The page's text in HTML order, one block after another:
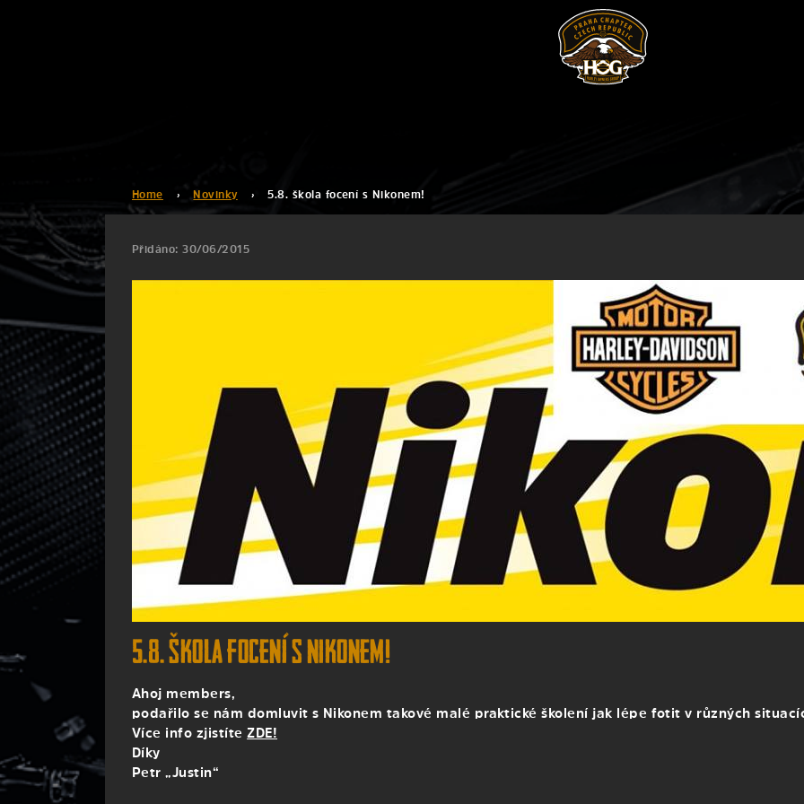
Home › Novinky › 5.8. škola focení s Nikonem!
Přidáno: 30/06/2015
5.8. škola focení s Nikonem!
Ahoj members,
podařilo se nám domluvit s Nikonem takové malé praktické školení jak lépe fotit v různých
Více info zjistíteZDE!
Díky
Petr „Justin“